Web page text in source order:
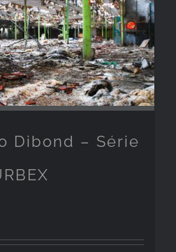
Dibond – Série